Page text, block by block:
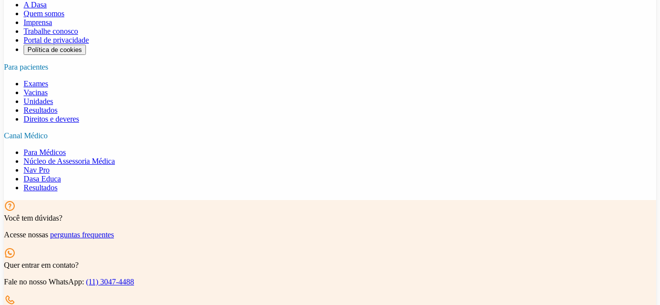
A Dasa
Quem somos
Imprensa
Trabalhe conosco
Portal de privacidade
Política de cookies
Para pacientes
Exames
Vacinas
Unidades
Resultados
Direitos e deveres
Canal Médico
Para Médicos
Núcleo de Assessoria Médica
Nav Pro
Dasa Educa
Resultados
Você tem dúvidas?
Acesse nossas perguntas frequentes
Quer entrar em contato?
Fale no nosso WhatsApp: (11) 3047-4488